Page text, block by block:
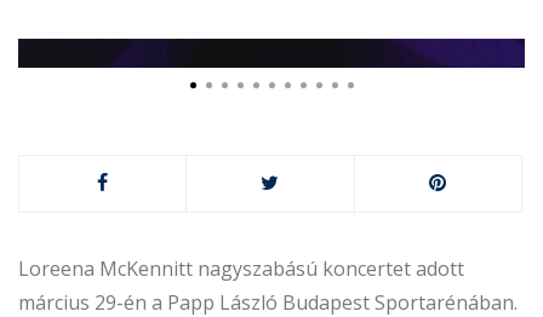
Loreena McKennitt nagyszabású koncertet adott
március 29-én a Papp László Budapest Sportarénában.